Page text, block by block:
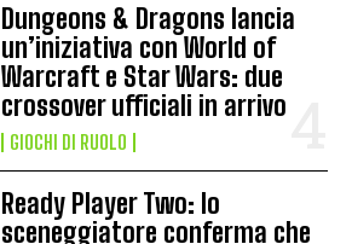
Dungeons & Dragons lancia
un’iniziativa con World of
Warcraft e Star Wars: due
crossover ufficiali in arrivo
GIOCHI DI RUOLO
Ready Player Two: lo
sceneggiatore conferma che